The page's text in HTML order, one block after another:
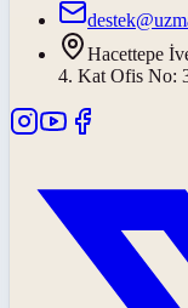
Hacettepe
4. Kat Ofis No: